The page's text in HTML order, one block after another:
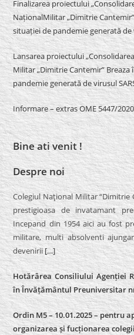
Finalizarea proiectului
NaționalMilitar „Dimitrie
situației de pandemie generată de
Lansarea proiectului
Militar „Dimitrie Cantemir”
pandemie generată de virusul
Informare – extras OME 5447/
Bine ati venit !
Despre noi
Colegiul Naţional Militar “Dimitrie
prestigioasa de invatamant
Incepand din 1954 aici au fost
militare, multi absolventi
devenirii[…]
Hotărârea Consiliului Agenției
în Învățământul Preuniversitar
Ordin M5 – 10.01.2025 –
organizarea și fucționarea